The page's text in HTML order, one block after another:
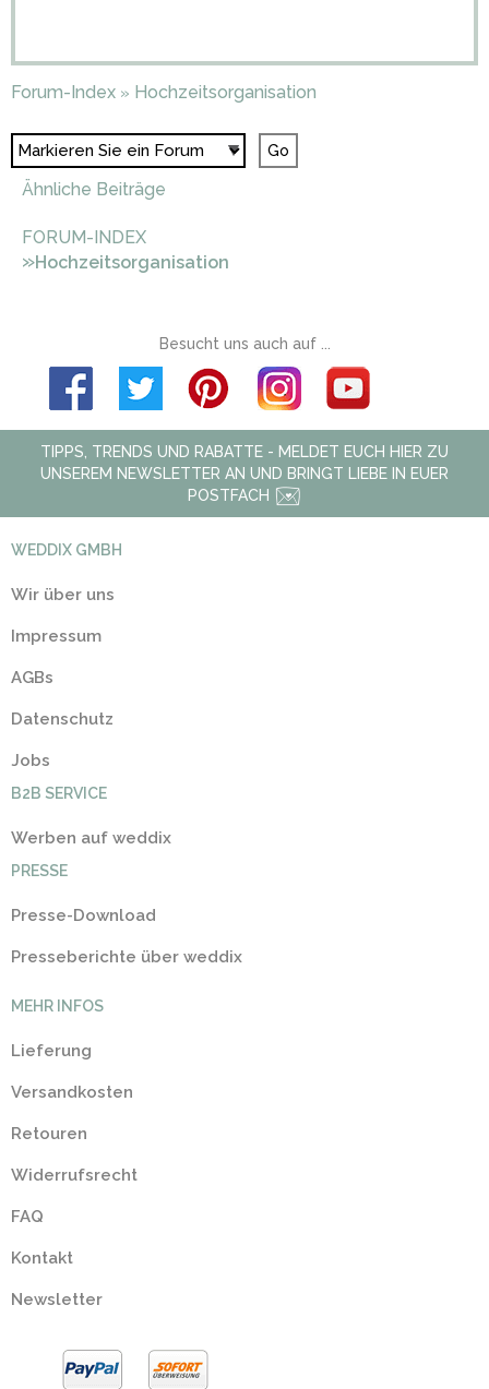
Forum-Index » Hochzeitsorganisation
Ähnliche Beiträge
FORUM-INDEX
»Hochzeitsorganisation
Besucht uns auch auf ...
TIPPS, TRENDS UND RABATTE - MELDET EUCH HIER ZU
UNSEREM NEWSLETTER AN UND BRINGT LIEBE IN EUER
POSTFACH
WEDDIX GMBH
Wir über uns
Impressum
AGBs
Datenschutz
Jobs
B2B SERVICE
Werben auf weddix
PRESSE
Presse-Download
Presseberichte über weddix
MEHR INFOS
Lieferung
Versandkosten
Retouren
Widerrufsrecht
FAQ
Kontakt
Newsletter